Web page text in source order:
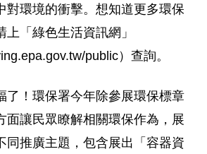
對環境的衝擊。想知道更多環保
「綠色生活資訊網」
public）查詢。
了！環保署今年除參展環保標章
面讓民眾瞭解相關環保作為，展
同推廣主題，包含展出「容器資